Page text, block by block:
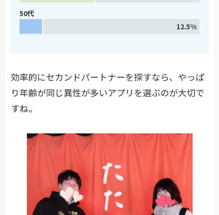
50代
12.5%
効率的にセカンドパートナーを探すなら、やっぱ
り年齢が同じ異性が多いアプリを選ぶのが大切で
すね。